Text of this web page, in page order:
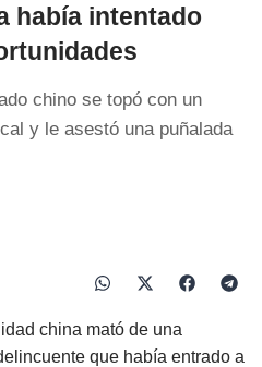
había intentado
chino se topó con un
y le asestó una puñalada
china mató de una
que había entrado a